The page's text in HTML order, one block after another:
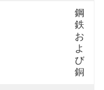
鋼
鉄
お
よ
び
銅